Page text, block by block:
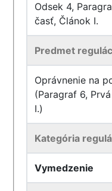
Odsek 4,
časť, Článok I.
Predmet
Oprávnenie na
(Paragraf 6,
I.)
Kategória
Vymedzenie